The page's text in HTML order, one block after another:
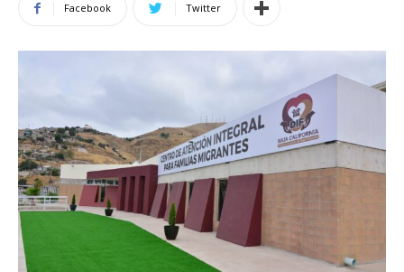
Facebook Twitter